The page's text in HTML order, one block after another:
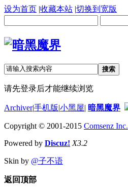
设为首页 |收藏本站 |切换到宽版
搜索
请先登录后才能继续浏览
Archiver|手机版|小黑屋| 暗黑魔界
Copyright © 2001-2015 Comsenz Inc.
Powered by Discuz! X3.2
Skin by @子不语
返回顶部